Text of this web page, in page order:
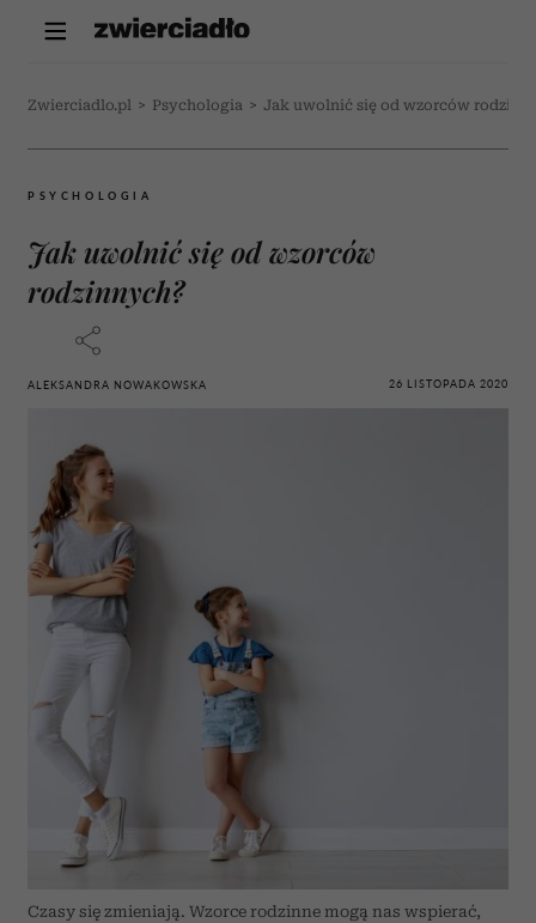
Zwierciadlo.pl > Psychologia > Jak uwolnić się od wzorców
PSYCHOLOGIA
Jak uwolnić się od wzorców
rodzinnych?
ALEKSANDRA NOWAKOWSKA 26 LISTOPADA 2020
Czasy się zmieniają. Wzorce rodzinne mogą nas wspierać,